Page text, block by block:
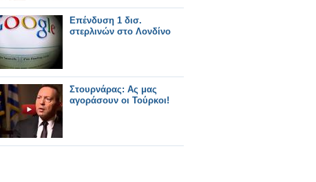
Επένδυση 1 δισ.
στερλινών στο Λονδίνο
Στουρνάρας: Ας μας
αγοράσουν οι Τούρκοι!